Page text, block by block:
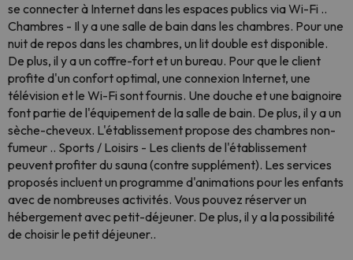
se connecter à Internet dans les espaces publics via Wi-Fi ..
Chambres - Il y a une salle de bain dans les chambres. Pour une
nuit de repos dans les chambres, un lit double est disponible.
De plus, il y a un coffre-fort et un bureau. Pour que le client
profite d'un confort optimal, une connexion Internet, une
télévision et le Wi-Fi sont fournis. Une douche et une baignoire
font partie de l'équipement de la salle de bain. De plus, il y a un
sèche-cheveux. L'établissement propose des chambres non-
fumeur .. Sports / Loisirs - Les clients de l'établissement
peuvent profiter du sauna (contre supplément). Les services
proposés incluent un programme d'animations pour les enfants
avec de nombreuses activités. Vous pouvez réserver un
hébergement avec petit-déjeuner. De plus, il y a la possibilité
de choisir le petit déjeuner..